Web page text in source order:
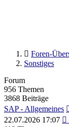
Foren-
Sonstiges
Forum
956 Themen
3868 Beiträge
SAP - Allgemeines
22.07.2026 17:07